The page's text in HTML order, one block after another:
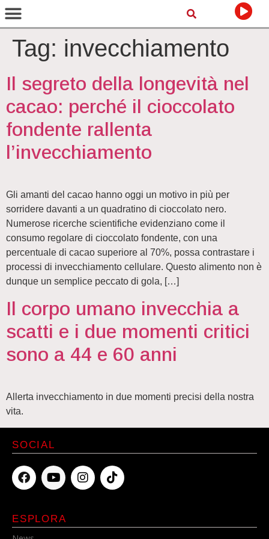
Tag: invecchiamento
Il segreto della longevità nel
cacao: perché il cioccolato
fondente rallenta
l’invecchiamento
Gli amanti del cacao hanno oggi un motivo in più per
sorridere davanti a un quadratino di cioccolato nero.
Numerose ricerche scientifiche evidenziano come il
consumo regolare di cioccolato fondente, con una
percentuale di cacao superiore al 70%, possa contrastare i
processi di invecchiamento cellulare. Questo alimento non è
dunque un semplice peccato di gola, […]
Il corpo umano invecchia a
scatti e i due momenti critici
sono a 44 e 60 anni
Allerta invecchiamento in due momenti precisi della nostra
vita.
ESPLORA
SOCIAL